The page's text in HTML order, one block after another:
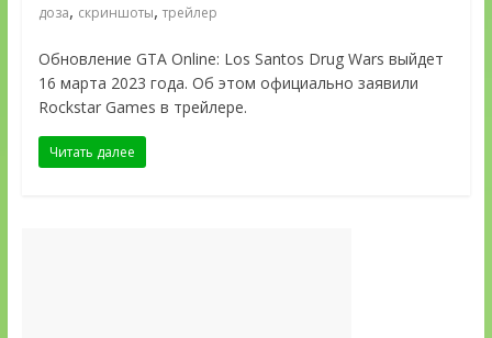
доза, скриншоты, трейлер
Обновление GTA Online: Los Santos Drug Wars выйдет
16 марта 2023 года. Об этом официально заявили
Rockstar Games в трейлере.
Читать далее